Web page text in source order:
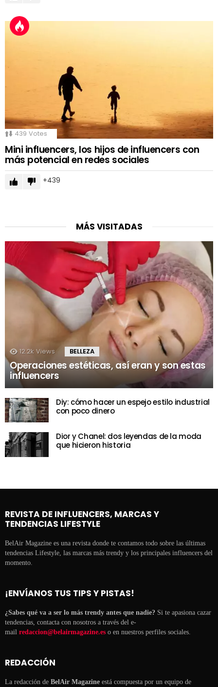
439 Votes
Mini influencers, los hijos de influencers con
más potencial en redes sociales
439
MÁS VISITADAS
12.2k Views BELLEZA
Operaciones estéticas, así eran y son estas
influencers
Diy: cómo hacer un espejo estilo industrial
con poco dinero
Dior y Chanel: dos leyendas de la moda
que hicieron historia
REVISTA DE INFLUENCERS, MARCAS Y
TENDENCIAS LIFESTYLE
BelAir Magazine es una revista donde te contamos todo sobre las últimas
tendencias Lifestyle, las marcas más trendy y los principales influencers del
momento.
¡ENVÍANOS TUS TIPS Y PISTAS!
¿Sabes qué va a ser lo más trendy antes que nadie? Si te apasiona cazar
tendencias, contacta con nosotros a través del e-
mail redaccion@belairmagazine.es o en nuestros perfiles sociales.
REDACCIÓN
La redacción de BelAir Magazine está compuesta por un equipo de